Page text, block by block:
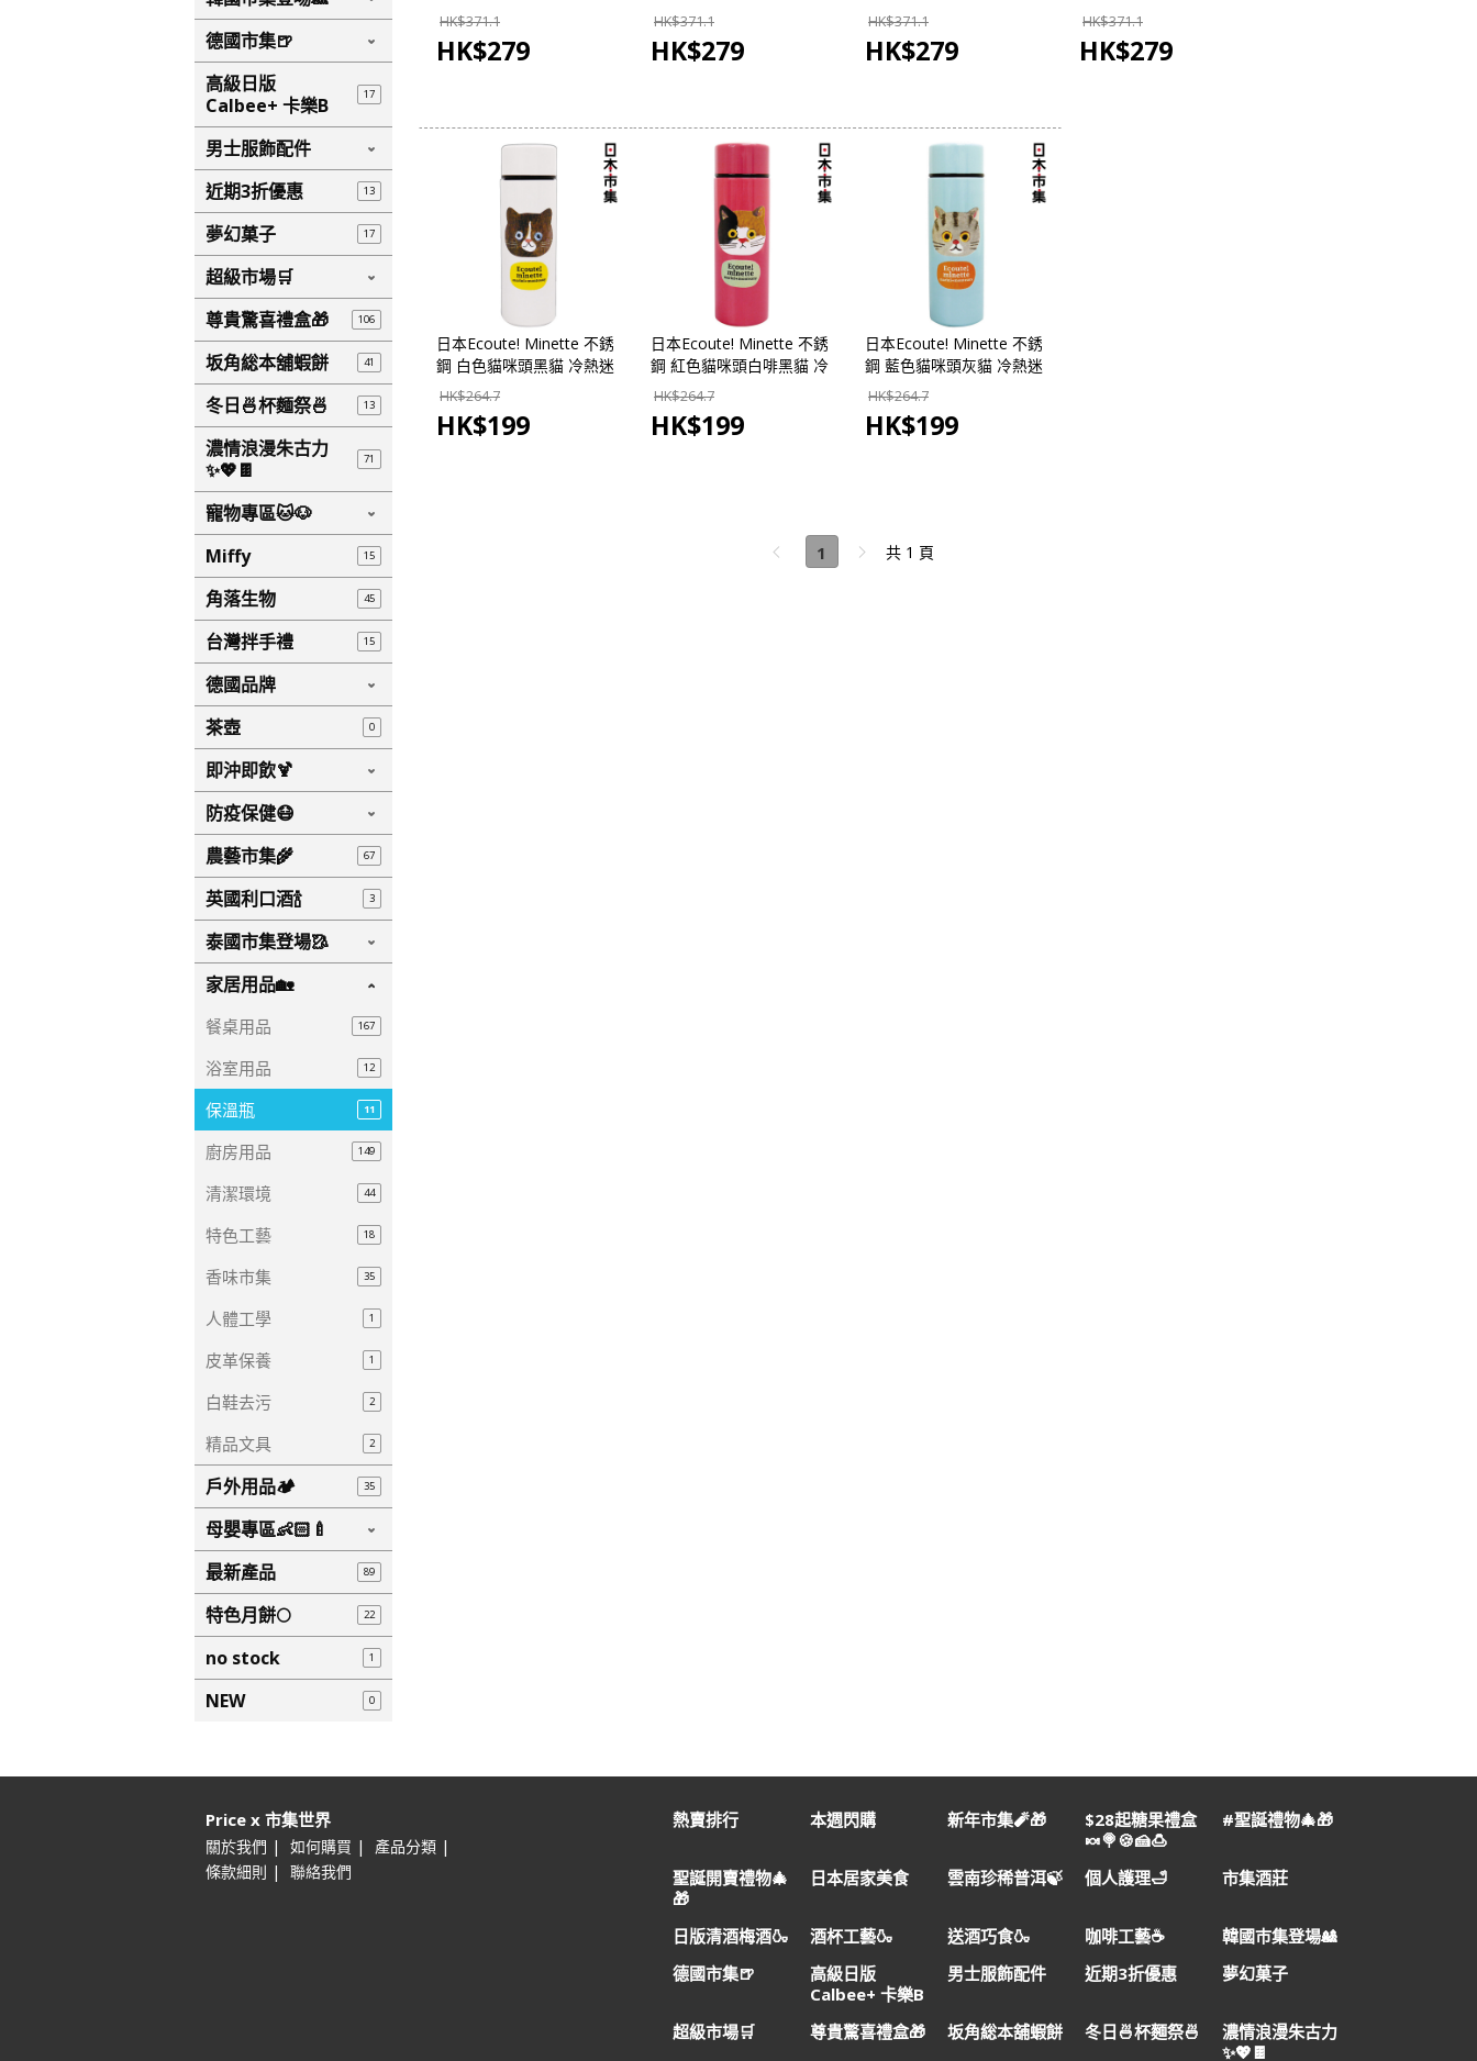
德國市集🍺
高級日版
Calbee+ 卡樂B
17
男士服飾配件
近期3折優惠
13
夢幻菓子 17
超級市場🛒
尊貴驚喜禮盒🎁
106
坂角総本舖蝦餅 41
冬日🍜杯麵祭🍜 13
濃情浪漫朱古力
✨💖🍫
71
寵物專區🐱🐶
Miffy
15
角落生物 45
台灣拌手禮 15
德國品牌
茶壺
0
即沖即飲🍹
防疫保健😷
農藝市集🌾
67
英國利口酒🍾 3
泰國市集登場🥻
家居用品🏡
餐桌用品 167
浴室用品 12
保溫瓶 11
廚房用品 149
清潔環境 44
特色工藝 18
香味市集 35
人體工學 1
皮革保養 1
白鞋去污 2
精品文具 2
戶外用品🏕️ 35
母嬰專區👶🏻🍼
最新產品
89
特色月餅🌕 22
no stock 1
NEW 0
巧保溫瓶 350ml (061)
【市集世界 - 日本市集】
HK$371.1
HK$279
巧保溫瓶 350ml (078)
【市集世界 - 日本市集】
HK$371.1
HK$279
巧保溫瓶 350ml (047)
【市集世界 - 日本市集】
HK$371.1
HK$279
巧保溫瓶 350ml (030)
【市集世界 - 日本市集】
HK$371.1
HK$279
日本Ecoute! Minette 不銹
鋼 白色貓咪頭黑貓 冷熱迷
你輕巧保溫瓶 140ml
(510)【市集世界 - 日本市
集】
HK$264.7
HK$199
日本Ecoute! Minette 不銹
鋼 紅色貓咪頭白啡黑貓 冷
熱迷你輕巧保溫瓶 140ml
(527)【市集世界 - 日本市
集】
HK$264.7
HK$199
日本Ecoute! Minette 不銹
鋼 藍色貓咪頭灰貓 冷熱迷
你輕巧保溫瓶 140ml
(534)【市集世界 - 日本市
集】
HK$264.7
HK$199
1 共 1 頁
Price x 市集世界
關於我們 | 如何購買 | 產品分類 |
條款細則 | 聯絡我們
熱賣排行 本週閃購 新年市集🧨🎁
$28起糖果禮盒
🍬🍭🍪🍰🍮
#聖誕禮物🎄🎁
聖誕開賣禮物🎄
🎁
日本居家美食 雲南珍稀普洱🍃 個人護理🛁 市集酒莊
日版清酒梅酒🍶 酒杯工藝🍶 送酒巧食🍶 咖啡工藝☕
韓國巿集登場🎎
德國市集🍺
高級日版
Calbee+ 卡樂B
男士服飾配件 近期3折優惠 夢幻菓子
超級市場🛒 尊貴驚喜禮盒🎁 坂角総本舖蝦餅 冬日🍜杯麵祭🍜
濃情浪漫朱古力
✨💖🍫